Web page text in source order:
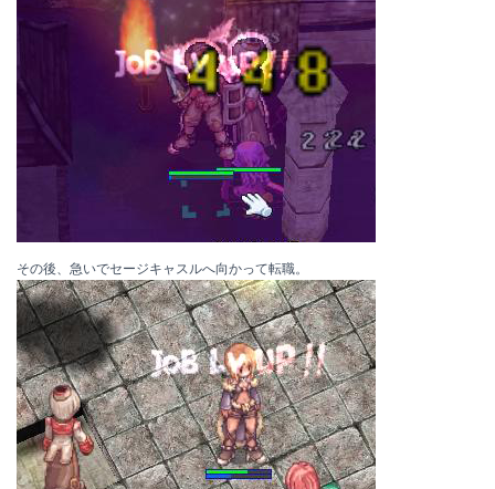
その後、急いでセージキャスルへ向かって転職。